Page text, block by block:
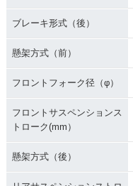
ブレーキ形式（後）
懸架方式（前）
フロントフォーク径（φ）
フロントサスペンションス
トローク(mm）
懸架方式（後）